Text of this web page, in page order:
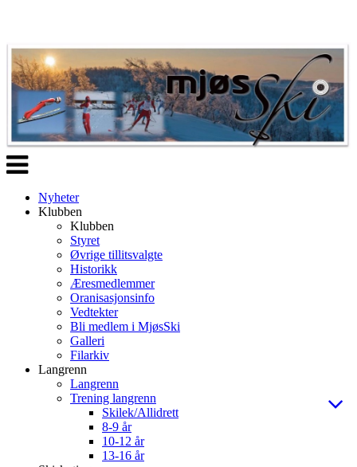
Veksle
navigasjon
Nyheter
Klubben
Klubben
Styret
Øvrige tillitsvalgte
Historikk
Æresmedlemmer
Oranisasjonsinfo
Vedtekter
Bli medlem i MjøsSki
Galleri
Filarkiv
Langrenn
Langrenn
Trening langrenn
Skilek/Allidrett
8-9 år
10-12 år
13-16 år